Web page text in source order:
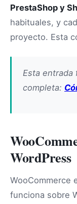
PrestaShop y
habituales, y
proyecto. Esta
Esta entrada
completa:
WordPress
WooCommerce
funciona sobre